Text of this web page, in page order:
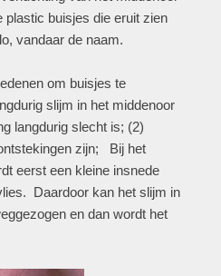
buisjes die eruit zien
vandaar de naam.
om buisjes te
slijm in het middenoor
langdurig slecht is; (2)
zijn; Bij het
eerst een kleine insnede
Daardoor kan het slijm in
en dan wordt het